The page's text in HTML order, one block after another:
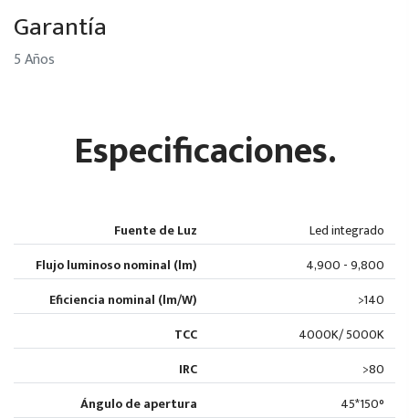
Garantía
5 Años
Especificaciones.
Fuente de Luz
Led integrado
Flujo luminoso nominal (lm)
4,900 - 9,800
Eficiencia nominal (lm/W)
>140
TCC
4000K/ 5000K
IRC
>80
Ángulo de apertura
45*150°